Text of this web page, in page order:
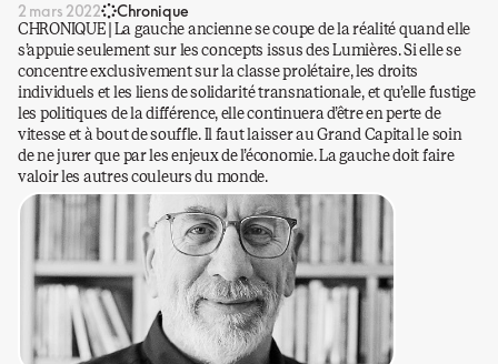
2 mars 2022 Chronique
CHRONIQUE | La gauche ancienne se coupe de la réalité quand elle
s’appuie seulement sur les concepts issus des Lumières. Si elle se
concentre exclusivement sur la classe prolétaire, les droits
individuels et les liens de solidarité transnationale, et qu’elle fustige
les politiques de la différence, elle continuera d’être en perte de
vitesse et à bout de souffle. Il faut laisser au Grand Capital le soin
de ne jurer que par les enjeux de l’économie. La gauche doit faire
valoir les autres couleurs du monde.